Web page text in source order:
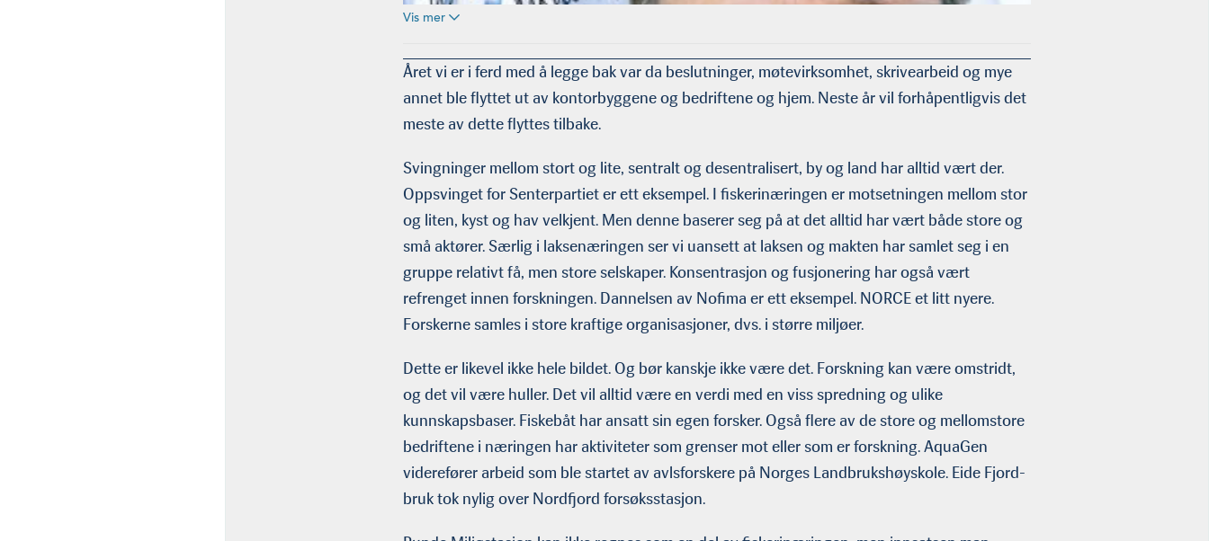
Vis mer
Året vi er i ferd med å legge bak var da beslutninger, møtevirk­somhet, skrivearbeid og mye
annet ble flyttet ut av kontorbyggene og bedriftene og hjem. Neste år vil forhåpentligvis det
meste av dette flyttes tilbake.
Svingninger mellom stort og lite, sentralt og desentralisert, by og land har alltid vært der.
Oppsvinget for Senterpartiet er ett eksempel. I fiskerinæringen er motsetningen mellom stor
og liten, kyst og hav velkjent. Men denne baserer seg på at det alltid har vært både store og
små aktører. Særlig i laksenæringen ser vi uansett at laksen og makten har samlet seg i en
gruppe relativt få, men store selskaper. Konsentrasjon og fusjonering har også vært
refrenget innen forskningen. Dannelsen av Nofima er ett eksempel. NORCE et litt nyere.
Forskerne samles i store kraftige organisas­joner, dvs. i større miljøer.
Dette er likevel ikke hele bildet. Og bør kanskje ikke være det. Forskning kan være omstridt,
og det vil være huller. Det vil alltid være en verdi med en viss spredning og ulike
kunnskapsbas­er. Fiskebåt har ansatt sin egen forsker. Også flere av de store og mellomstore
bedriftene i næringen har aktiviteter som grenser mot eller som er forskning. AquaGen
viderefører arbeid som ble startet av avlsforskere på Norges Landbrukshøyskole. Eide Fjord­
bruk tok nylig over Nordfjord forsøksstasjon.